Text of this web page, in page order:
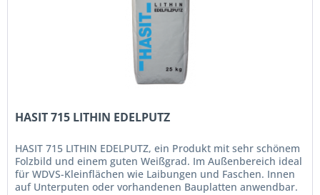
HASIT 715 LITHIN EDELPUTZ
HASIT 715 LITHIN EDELPUTZ, ein Produkt mit sehr schönem
Folzbild und einem guten Weißgrad. Im Außenbereich ideal
für WDVS-Kleinflächen wie Laibungen und Faschen. Innen
auf Unterputen oder vorhandenen Bauplatten anwendbar.